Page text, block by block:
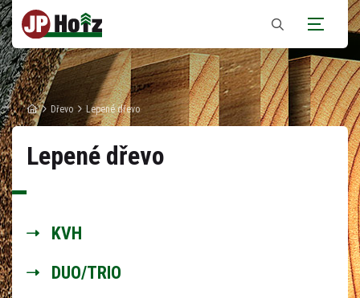
vyhledávání
Dřevo Lepené dřevo
Lepené dřevo
KVH
DUO/TRIO